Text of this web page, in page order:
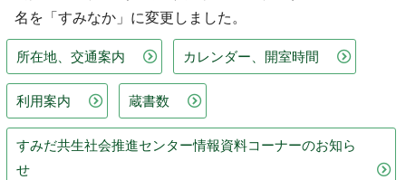
名を「すみなか」に変更しました。
所在地、交通案内 カレンダー、開室時間
利用案内 蔵書数
すみだ共生社会推進センター情報資料コーナーのお知ら
せ